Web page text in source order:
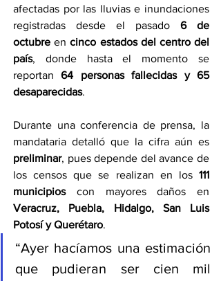
afectadas por las lluvias e inundaciones
registradas desde el pasado 6 de
octubre en cinco estados del centro del
país, donde hasta el momento se
reportan 64 personas fallecidas y 65
desaparecidas.
Durante una conferencia de prensa, la
preliminar, pues depende del avance de
los censos que se realizan en los 111
municipios
Veracruz, Puebla, Hidalgo, San Luis
Potosí y Querétaro.
“Ayer hacíamos una estimación
que pudieran ser cien mil